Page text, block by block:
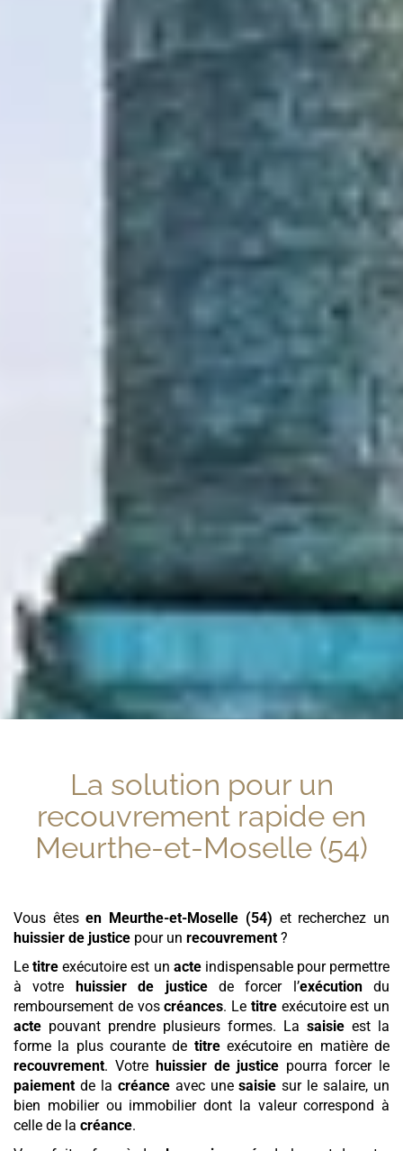
La solution pour un
recouvrement rapide en
Meurthe-et-Moselle (54)
Vous êtesen Meurthe-et-Moselle (54) et recherchez un
huissier de justice pour un recouvrement ?
Letitre exécutoire est un acteindispensable pour permettre
à votre huissier de justicede forcer l’exécutiondu
remboursement de voscréances. Le titreexécutoire est un
acte pouvant prendre plusieurs formes. La saisie est la
forme la plus courante de titreexécutoire en matière de
recouvrement. Votre huissier de justice pourra forcer le
paiement de la créanceavec unesaisie sur le salaire, un
bien mobilier ou immobilier dont la valeur correspond à
celle de la créance.